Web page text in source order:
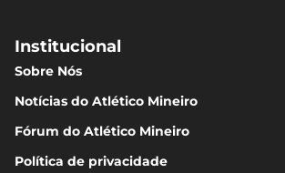
Institucional
Sobre Nós
Notícias do Atlético Mineiro
Fórum do Atlético Mineiro
Política de privacidade